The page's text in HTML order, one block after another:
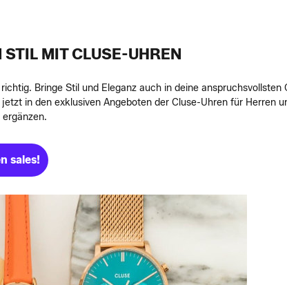
MIT CLUSE-UHREN
Bringe Stil und Eleganz auch in deine
in den exklusiven Angeboten der Cluse-Uhren für Herren
ergänzen.
sales!